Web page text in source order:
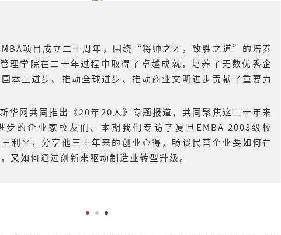
项目成立二十周年，围绕“将帅之才，致胜之道”的培养
理学院在二十年过程中取得了卓越成就，培养了无数优秀企
本土进步、推动全球进步、推动商业文明进步贡献了重要力
华网共同推出《20年20人》专题报道，共同聚焦这二十年来
步的企业家校友们。本期我们专访了复旦EMBA 2003级校
利平，分享他三十年来的创业心得，畅谈民营企业要如何在
又如何通过创新来驱动制造业转型升级。